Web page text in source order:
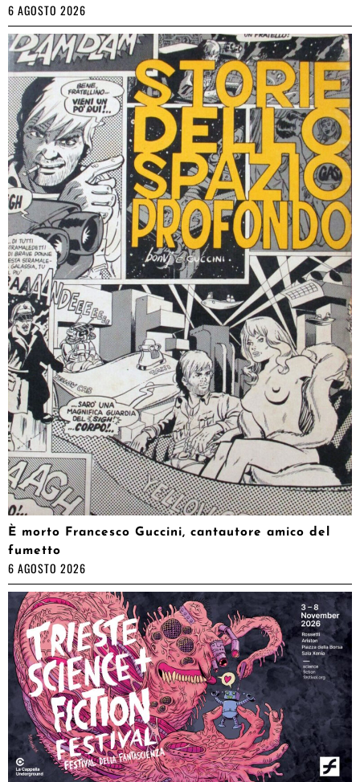
6 AGOSTO 2026
È morto Francesco Guccini, cantautore amico del
fumetto
6 AGOSTO 2026